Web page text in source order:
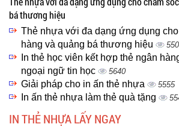
bá thương hiệu
Thẻ nhựa với đa dạng ứng dụng
hàng và quảng bá thương hiệu
In thẻ học viên kết hợp thẻ ngân
ngoại ngữ tin học
5640
Giải pháp cho in ấn thẻ nhựa 5555
In ấn thẻ nhựa làm thẻ quà tặng
IN THẺ NHỰA LẤY NGAY